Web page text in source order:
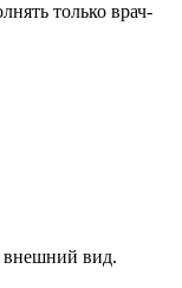
только врач-
внешний вид.